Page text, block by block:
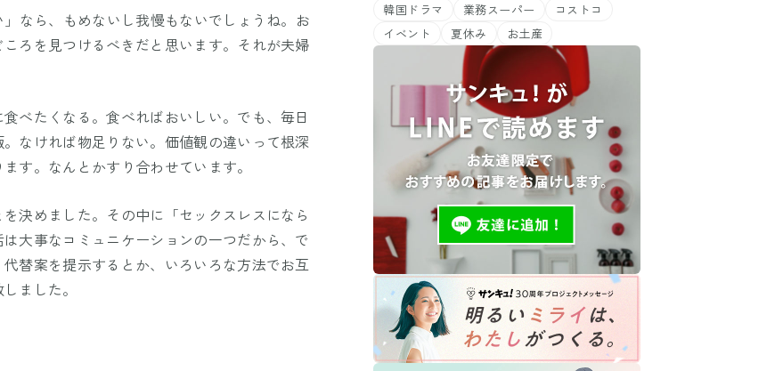
なら、もめないし我慢もないでしょうね。お
ろを見つけるべきだと思います。それが夫婦
べたくなる。食べればおいしい。でも、毎日
なければ物足りない。価値観の違いって根深
す。なんとかすり合わせています。
決めました。その中に「セックスレスになら
大事なコミュニケーションの一つだから、で
替案を提示するとか、いろいろな方法でお互
ました。
韓国ドラマ
業務スーパー
コストコ
イベント
夏休み お土産